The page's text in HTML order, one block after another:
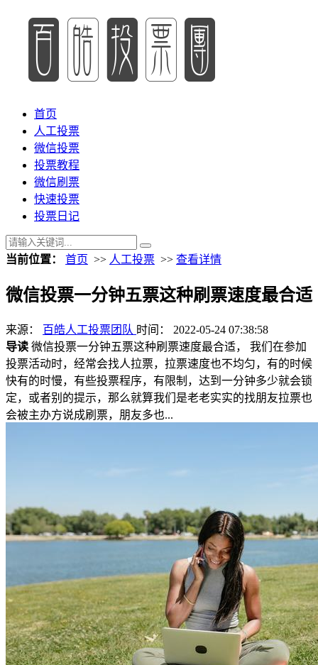
首页
人工投票
微信投票
投票教程
微信刷票
快速投票
投票日记
当前位置： 首页 >> 人工投票 >> 查看详情
微信投票一分钟五票这种刷票速度最合适
来源： 百皓人工投票团队 时间： 2022-05-24 07:38:58
导读 微信投票一分钟五票这种刷票速度最合适， 我们在参加
投票活动时，经常会找人拉票，拉票速度也不均匀，有的时候
快有的时慢，有些投票程序，有限制，达到一分钟多少就会锁
定，或者别的提示，那么就算我们是老老实实的找朋友拉票也
会被主办方说成刷票，朋友多也...